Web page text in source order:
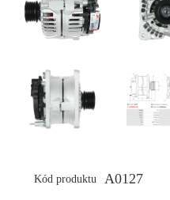
Kód produktu A0127